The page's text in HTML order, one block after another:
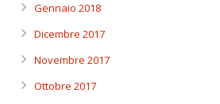
Gennaio 2018
Dicembre 2017
Novembre 2017
Ottobre 2017